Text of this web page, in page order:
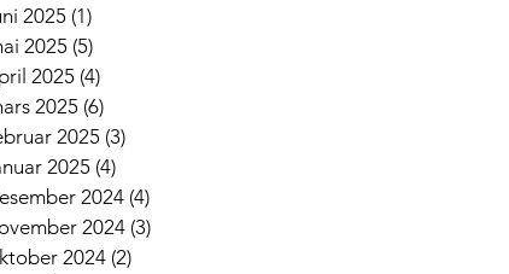
2025 (1)
2025 (5)
2025 (4)
2025 (6)
2025 (3)
2025 (4)
2024 (4)
2024 (3)
2024 (2)